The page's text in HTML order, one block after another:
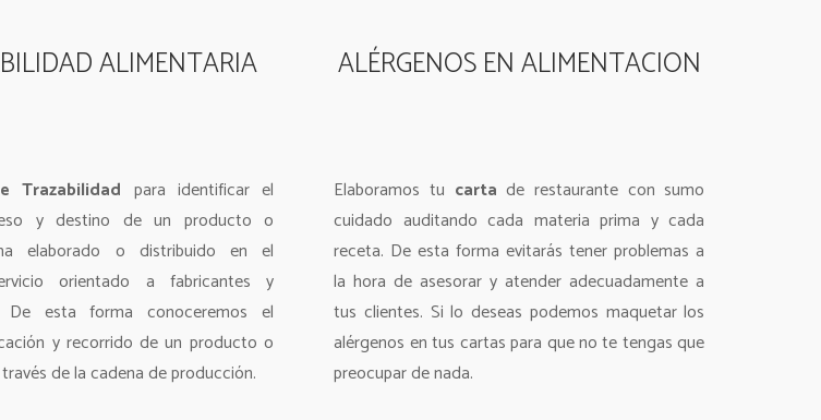
ALIMENTARIA
Trazabilidad para identificar el
y destino de un producto o
elaborado o distribuido en el
orientado a fabricantes y
De esta forma conoceremos el
y recorrido de un producto o
de la cadena de producción.
ALÉRGENOS EN ALIMENTACION
Elaboramos tu carta de restaurante con sumo
cuidado auditando cada materia prima y cada
receta. De esta forma evitarás tener problemas a
la hora de asesorar y atender adecuadamente a
tus clientes. Si lo deseas podemos maquetar los
alérgenos en tus cartas para que no te tengas que
preocupar de nada.